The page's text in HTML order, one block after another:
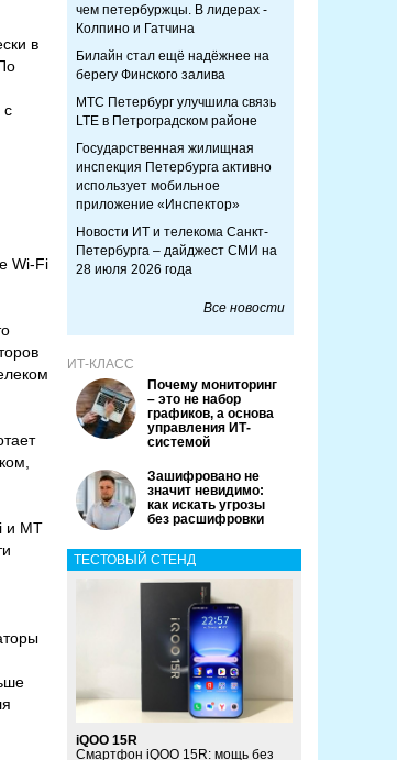
в
с
Wi-Fi
и MT
чем петербуржцы. В лидерах -
Колпино и Гатчина
Билайн стал ещё надёжнее на
берегу Финского залива
МТС Петербург улучшила связь
LTE в Петроградском районе
Государственная жилищная
инспекция Петербурга активно
использует мобильное
приложение «Инспектор»
Новости ИТ и телекома Санкт-
Петербурга – дайджест СМИ на
28 июля 2026 года
Все новости
ИТ-КЛАСС
Почему мониторинг
– это не набор
графиков, а основа
управления ИТ-
системой
Зашифровано не
значит невидимо:
как искать угрозы
без расшифровки
ТЕСТОВЫЙ СТЕНД
iQOO 15R
Смартфон iQOO 15R: мощь без